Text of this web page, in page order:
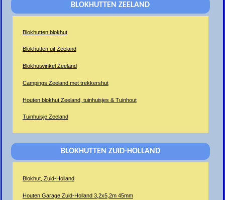
BLOKHUTTEN ZEELAND
Blokhutten blokhut
Blokhutten uit Zeeland
Blokhutwinkel Zeeland
Campings Zeeland met trekkershut
Houten blokhut Zeeland, tuinhuisjes & Tuinhout
Tuinhuisje Zeeland
BLOKHUTTEN ZUID-HOLLAND
Blokhut, Zuid-Holland
Houten Garage Zuid-Holland 3,2x5,2m 45mm